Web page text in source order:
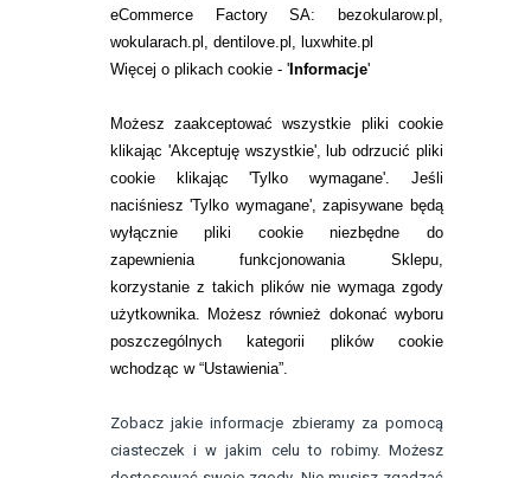
eCommerce Factory SA: bezokularow.pl,
wokularach.pl, dentilove.pl, luxwhite.pl
Więcej o plikach cookie - 'Informacje'
Możesz zaakceptować wszystkie pliki cookie
klikając 'Akceptuję wszystkie', lub odrzucić pliki
cookie klikając 'Tylko wymagane'. Jeśli
naciśniesz 'Tylko wymagane', zapisywane będą
wyłącznie pliki cookie niezbędne do
zapewnienia funkcjonowania Sklepu,
korzystanie z takich plików nie wymaga zgody
użytkownika. Możesz również dokonać wyboru
poszczególnych kategorii plików cookie
wchodząc w “Ustawienia”.
Zobacz jakie informacje zbieramy za pomocą
ciasteczek i w jakim celu to robimy. Możesz
RANKINGI SOCZEWEK
SOCZEWKI KOLOROWE
Zwrot (odstąpienie od umowy)
ZMIEŃ USTAWIENIA ZGODY NA CIASTECZKA
KONTAKT
telefon:
22 113 44 42
telefon:
732 08 08 72
kontakt@bezokularow.pl